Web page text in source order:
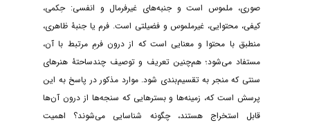
صوری، ملموس است و جنبه‌های غیرفرمال و انفسی: حِکمی،
کیفی، محتوایی، غیرملموس و فضیلتی است. فرم یا جنبۀ ظاهری،
منطبق با محتوا و معنایی است که از درون فرمِ مرتبط با آن،
مستفاد می‌شود؛ هم‌چنین تعریف و توصیف چندساحتۀ هنرهای
سنتی که منجر به تقسیم‌بندی شود. موارد مذکور در پاسخ به این
پرسش است که، زمینه‌ها و بسترهایی که سنجه‌ها از درون آن‌ها
قابل استخراج هستند، چگونه شناسایی می‌شوند؟ اهمیت